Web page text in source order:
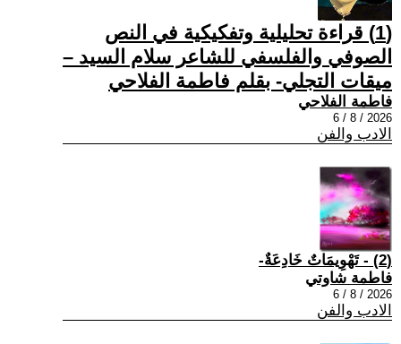
(1) قراءة تحليلية وتفكيكية في النص
الصوفي والفلسفي للشاعر سلام السيد –
ميقات التجلي- بقلم فاطمة الفلاحي
فاطمة الفلاحي
2026 / 8 / 6
الادب والفن
(2) - تَهْوِيمَاتٌ خَادِعَةٌ-
فاطمة شاوتي
2026 / 8 / 6
الادب والفن